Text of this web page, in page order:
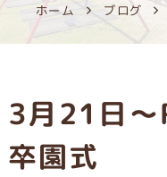
ホーム ブログ
3月21日
卒園式